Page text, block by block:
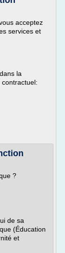
acceptez
services et
la
?
de sa
(Éducation
et